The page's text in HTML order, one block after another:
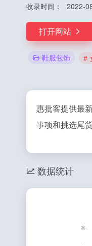
收录时间： 2022-
打开网站
鞋服包饰 #
惠批客提供最
事项和挑选尾
数据统计